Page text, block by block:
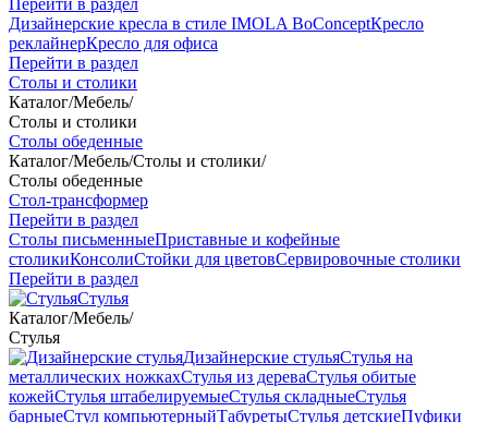
Перейти в раздел
Дизайнерские кресла в стиле IMOLA BoConceptКресло
реклайнерКресло для офиса
Перейти в раздел
Столы и столики
Каталог/Мебель/
Столы и столики
Столы обеденные
Каталог/Мебель/Столы и столики/
Столы обеденные
Стол-трансформер
Перейти в раздел
Столы письменныеПриставные и кофейные
столикиКонсолиСтойки для цветовСервировочные столики
Перейти в раздел
Стулья
Каталог/Мебель/
Стулья
Дизайнерские стульяСтулья на
металлических ножкахСтулья из дереваСтулья обитые
кожейСтулья штабелируемыеСтулья складныеСтулья
барныеСтул компьютерныйТабуретыСтулья детскиеПуфики